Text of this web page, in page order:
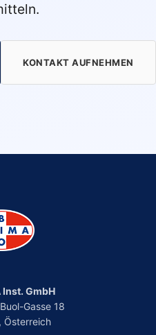
KONTAKT AUFNEHMEN
Inst. GmbH
Gasse 18
Österreich